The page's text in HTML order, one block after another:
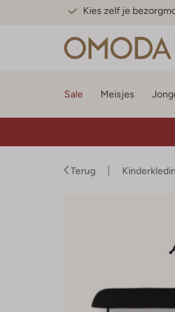
Kies zelf je
Sale Meisjes
Terug